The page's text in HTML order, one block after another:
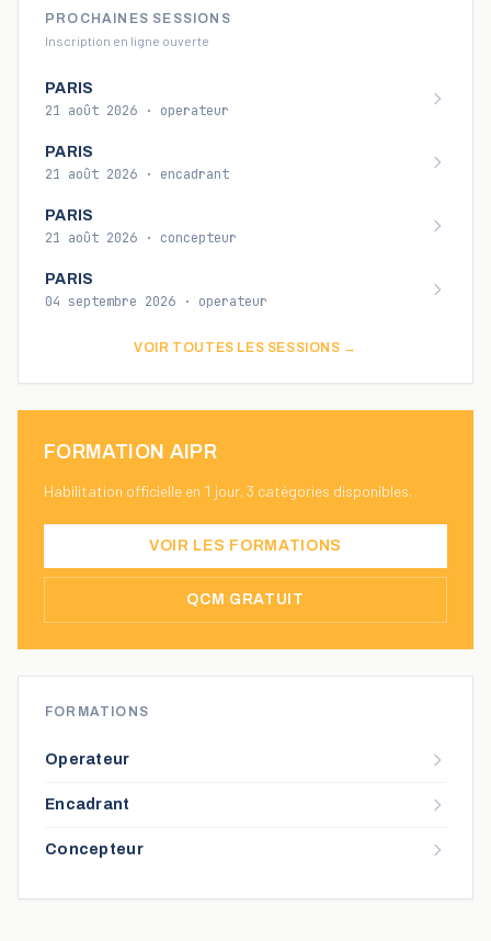
PROCHAINES SESSIONS
Inscription en ligne ouverte
PARIS
21 août 2026 · operateur
PARIS
21 août 2026 · encadrant
PARIS
21 août 2026 · concepteur
PARIS
04 septembre 2026 · operateur
VOIR TOUTES LES SESSIONS →
FORMATION AIPR
Habilitation officielle en 1 jour. 3 catégories disponibles.
VOIR LES FORMATIONS
QCM GRATUIT
FORMATIONS
Operateur
Encadrant
Concepteur